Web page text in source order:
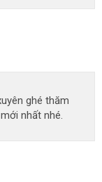
ghé thăm
nhất nhé.